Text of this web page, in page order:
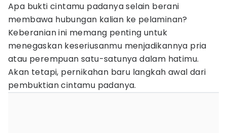
Apa bukti cintamu padanya selain berani
membawa hubungan kalian ke pelaminan?
Keberanian ini memang penting untuk
menegaskan keseriusanmu menjadikannya pria
atau perempuan satu-satunya dalam hatimu.
Akan tetapi, pernikahan baru langkah awal dari
pembuktian cintamu padanya.